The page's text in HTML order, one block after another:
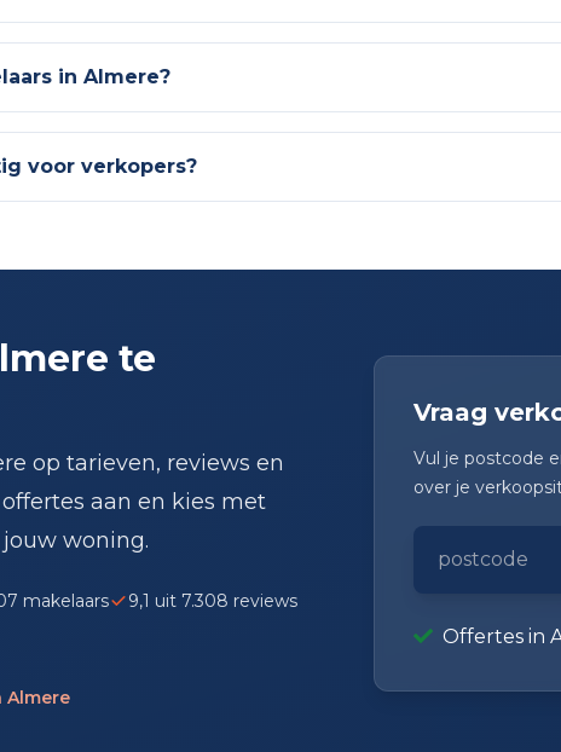
in Almere?
voor verkopers?
te
op tarieven, reviews en
aan en kies met
woning.
makelaars 9,1 uit 7.308 reviews
Almere
Vraag
Vul je postcode
over je
Offertes in